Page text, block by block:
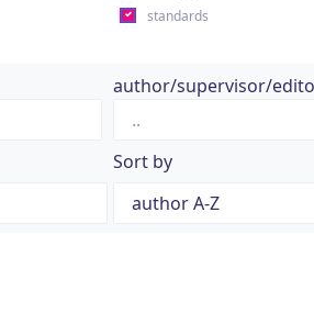
standards
author/supervisor/
Sort by